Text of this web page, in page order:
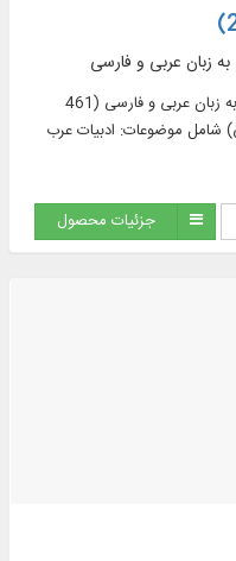
متن کامل 655 عنوان کتاب در 1833 جلد به زبان عربی و فارسی (461
کتاب فارسی) شامل موضوعات: ادبیات عرب
جزئیات محصول